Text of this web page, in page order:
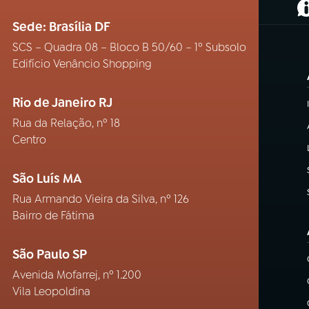
Sede: Brasília DF
SCS – Quadra 08 – Bloco B 50/60 – 1º Subsolo
Edifício Venâncio Shopping
Rio de Janeiro RJ
Rua da Relação, nº 18
Centro
São Luís MA
Rua Armando Vieira da Silva, nº 126
Bairro de Fátima
São Paulo SP
Avenida Mofarrej, nº 1.200
Vila Leopoldina